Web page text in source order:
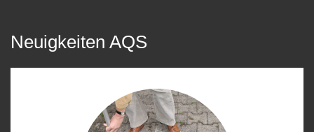
Neuigkeiten AQS